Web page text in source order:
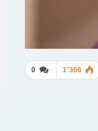
0 1٬366